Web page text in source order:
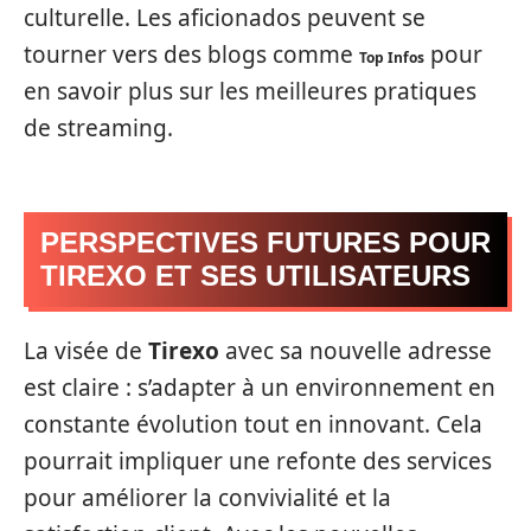
culturelle. Les aficionados peuvent se
tourner vers des blogs comme Top Infos pour
en savoir plus sur les meilleures pratiques
de streaming.
PERSPECTIVES FUTURES POUR
TIREXO ET SES UTILISATEURS
La visée de Tirexo avec sa nouvelle adresse
est claire : s’adapter à un environnement en
constante évolution tout en innovant. Cela
pourrait impliquer une refonte des services
pour améliorer la convivialité et la